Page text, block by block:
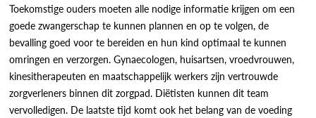
Toekomstige ouders moeten alle nodige informatie krijgen om een
goede zwangerschap te kunnen plannen en op te volgen, de
bevalling goed voor te bereiden en hun kind optimaal te kunnen
omringen en verzorgen. Gynaecologen, huisartsen, vroedvrouwen,
kinesitherapeuten en maatschappelijk werkers zijn vertrouwde
zorgverleners binnen dit zorgpad. Diëtisten kunnen dit team
vervolledigen. De laatste tijd komt ook het belang van de voeding